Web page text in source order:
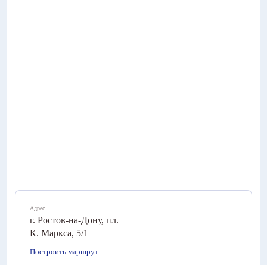
Адрес
г. Ростов-на-Дону, пл.
К. Маркса, 5/1
Построить маршрут